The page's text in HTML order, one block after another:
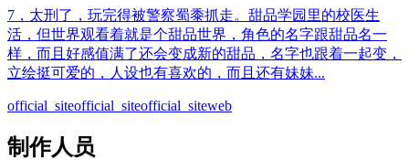
7，太刑了，玩完得被警察蜀黍抓走。甜品学园里的校医生
活，但世界观看着就是个甜品世界，角色的名字跟甜品名一
样，而且好感值满了还会变成新的甜品，名字也跟着一起变，
立绘挺可爱的，人设也有喜欢的，而且还有妹妹...
official_siteofficial_siteofficial_siteweb
制作人员